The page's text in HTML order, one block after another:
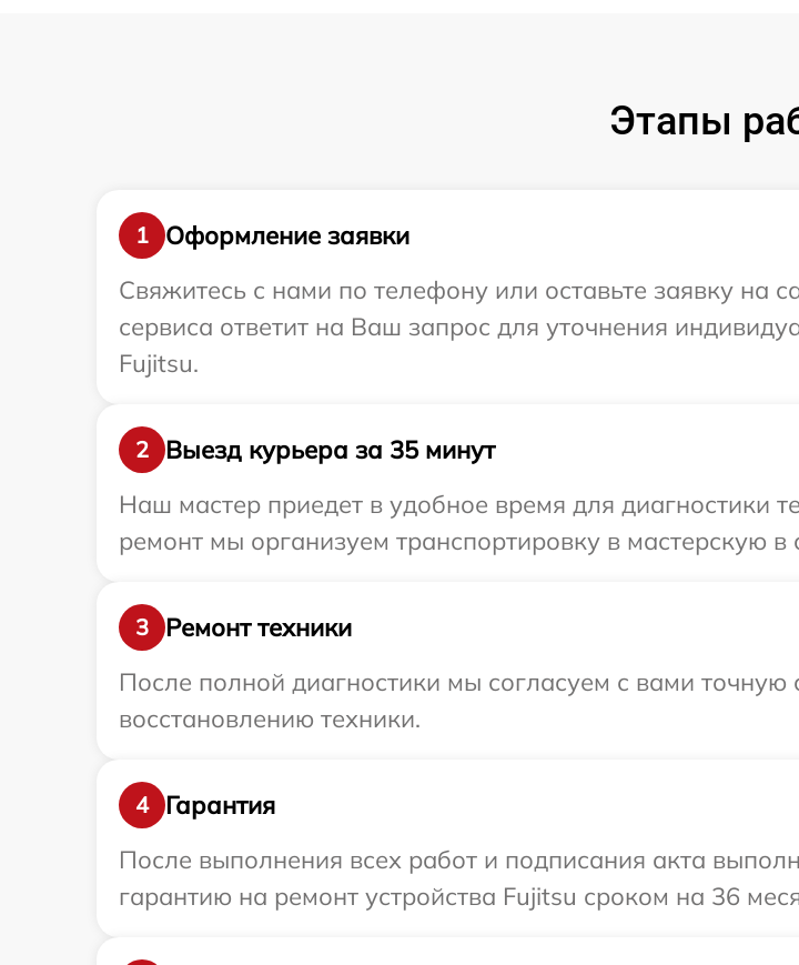
Этапы
1
Оформление заявки
Свяжитесь с нами по телефону или оставьте заявку на
сервиса ответит на Ваш запрос для уточнения
Fujitsu.
2
Выезд курьера за 35 минут
Наш мастер приедет в удобное время для диагностики
ремонт мы организуем транспортировку в мастерскую в
3
Ремонт техники
После полной диагностики мы согласуем с вами
восстановлению техники.
4
Гарантия
После выполнения всех работ и подписания акта
гарантию на ремонт устройства Fujitsu сроком на 36